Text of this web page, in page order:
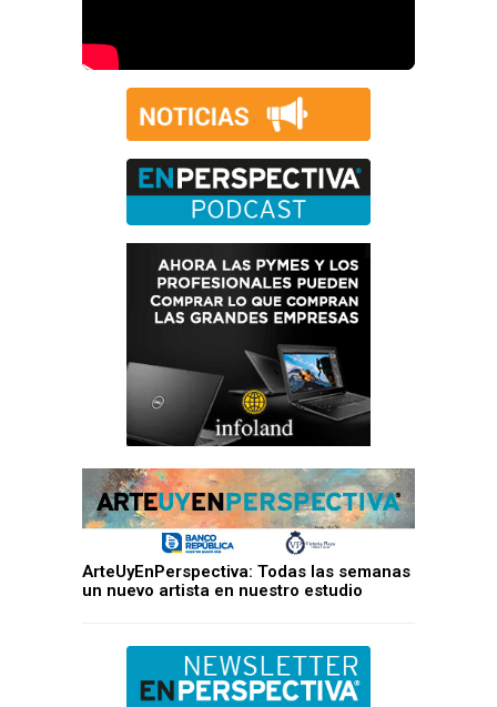
ArteUyEnPerspectiva: Todas las semanas
un nuevo artista en nuestro estudio